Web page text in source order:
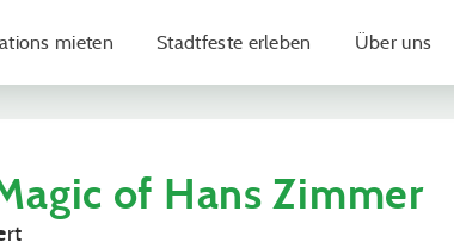
mieten Stadtfeste erleben Über uns
of Hans Zimmer